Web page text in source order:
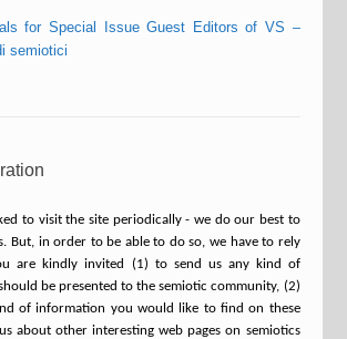
for Special Issue Guest Editors of VS –
semiotici
to visit the site periodically - we do our best to
But, in order to be able to do so, we have to rely
are kindly invited (1) to send us any kind of
be presented to the semiotic community, (2)
of information you would like to find on these
about other interesting web pages on semiotics